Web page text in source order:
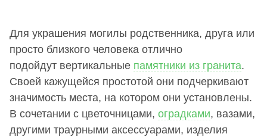
Для украшения могилы родственника, друга или
просто близкого человека отлично
подойдут вертикальные памятники из гранита.
Своей кажущейся простотой они подчеркивают
значимость места, на котором они установлены.
В сочетании с цветочницами, оградками, вазами,
другими траурными аксессуарами, изделия